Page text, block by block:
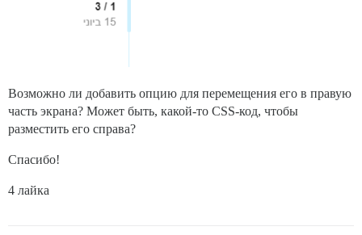
Возможно ли добавить опцию для перемещения его в правую
часть экрана? Может быть, какой-то CSS-код, чтобы
разместить его справа?
Спасибо!
4 лайка